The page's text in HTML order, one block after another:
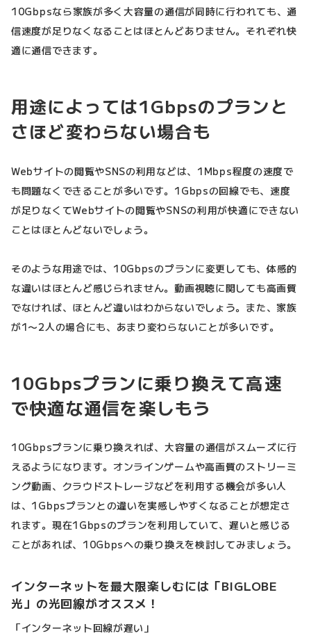
10Gbpsなら家族が多く大容量の通信が同時に行われても、通
信速度が足りなくなることはほとんどありません。それぞれ快
適に通信できます。
用途によっては1Gbpsのプランと
さほど変わらない場合も
Webサイトの閲覧やSNSの利用などは、1Mbps程度の速度で
も問題なくできることが多いです。1Gbpsの回線でも、速度
が足りなくてWebサイトの閲覧やSNSの利用が快適にできない
ことはほとんどないでしょう。
そのような用途では、10Gbpsのプランに変更しても、体感的
な違いはほとんど感じられません。動画視聴に関しても高画質
でなければ、ほとんど違いはわからないでしょう。また、家族
が1〜2人の場合にも、あまり変わらないことが多いです。
10Gbpsプランに乗り換えて高速
で快適な通信を楽しもう
10Gbpsプランに乗り換えれば、大容量の通信がスムーズに行
えるようになります。オンラインゲームや高画質のストリーミ
ング動画、クラウドストレージなどを利用する機会が多い人
は、1Gbpsプランとの違いを実感しやすくなることが想定さ
れます。現在1Gbpsのプランを利用していて、遅いと感じる
ことがあれば、10Gbpsへの乗り換えを検討してみましょう。
インターネットを最大限楽しむには「BIGLOBE
光」の光回線がオススメ！
「インターネット回線が遅い」